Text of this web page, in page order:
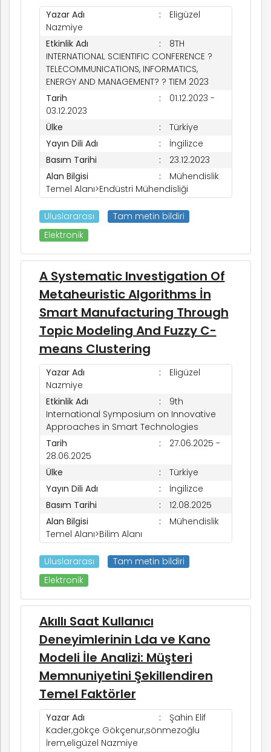
Yazar Adı
Eligüzel
Nazmiye
Etkinlik Adı
8TH
INTERNATIONAL SCIENTIFIC CONFERENCE ?
TELECOMMUNICATIONS, INFORMATICS,
ENERGY AND MANAGEMENT? ? TIEM 2023
Tarih
01.12.2023 -
03.12.2023
Ülke
Türkiye
Yayın Dili Adı
İngilizce
Basım Tarihi
23.12.2023
Alan Bilgisi
Mühendislik
Temel Alanı>Endüstri Mühendisliği
Uluslararası
Tam metin bildiri
Elektronik
A Systematic Investigation Of
Metaheuristic Algorithms İn
Smart Manufacturing Through
Topic Modeling And Fuzzy C-
means Clustering
Yazar Adı
Eligüzel
Nazmiye
Etkinlik Adı
9th
International Symposium on Innovative
Approaches in Smart Technologies
Tarih
27.06.2025 -
28.06.2025
Ülke
Türkiye
Yayın Dili Adı
İngilizce
Basım Tarihi
12.08.2025
Alan Bilgisi
Mühendislik
Temel Alanı>Bilim Alanı
Uluslararası
Tam metin bildiri
Elektronik
Akıllı Saat Kullanıcı
Deneyimlerinin Lda ve Kano
Modeli İle Analizi: Müşteri
Memnuniyetini Şekillendiren
Temel Faktörler
Yazar Adı
Şahin Elif
Kader,gökçe Gökçenur,sönmezoğlu
İrem,eligüzel Nazmiye